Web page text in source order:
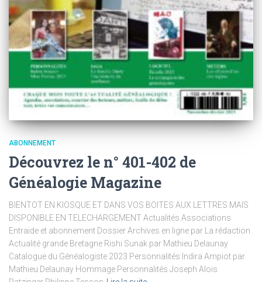
ABONNEMENT
Découvrez le n° 401-402 de
Généalogie Magazine
BIENTOT EN KIOSQUE ET DANS VOS BOITES AUX LETTRES MAIS
DISPONIBLE EN TELECHARGEMENT Actualités Associations
Entraide et abonnement Dossier Archives en ligne par La rédaction
Actualité grande Bretagne Rishi Sunak par Mathieu Delaunay
Catalogue du Généalogiste 2023 Personnalités Indira Ampiot par
Mathieu Delaunay Hommage Personnalités Joseph Alois